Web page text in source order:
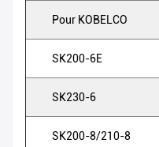
Pour KOBELCO
SK200-6E
SK230-6
SK200-8/210-8